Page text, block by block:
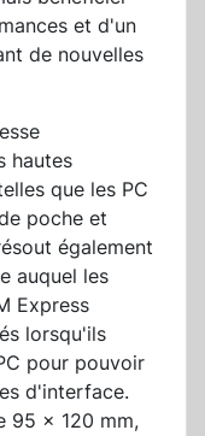
et d'un
de nouvelles
hautes
que les PC
poche et
également
auquel les
Express
lorsqu'ils
pour pouvoir
d'interface.
95 x 120 mm,